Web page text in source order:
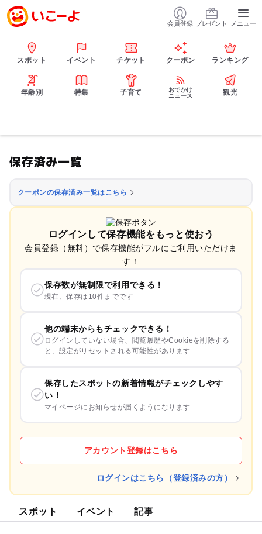
会員登録 プレゼント メニュー
スポット イベント チケット クーポン ランキング
年齢別 特集 子育て
おでかけ
ニュース
観光
保存済み一覧
クーポンの保存済み一覧はこちら
ログインして保存機能をもっと使おう
会員登録（無料）で保存機能がフルにご利用いただけま
す！
保存数が無制限で利用できる！
現在、保存は10件までです
他の端末からもチェックできる！
ログインしていない場合、閲覧履歴やCookieを削除する
と、設定がリセットされる可能性があります
保存したスポットの新着情報がチェックしやす
い！
マイページにお知らせが届くようになります
アカウント登録はこちら
ログインはこちら（登録済みの方）
スポット イベント 記事